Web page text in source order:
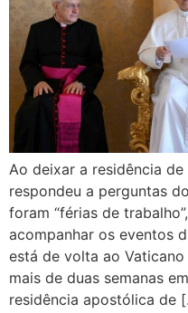
Ao deixar a residência
respondeu a perguntas
foram “férias de
acompanhar os eventos
está de volta ao
mais de duas semanas
residência apostólica de